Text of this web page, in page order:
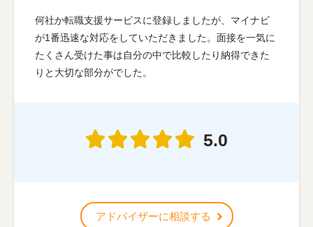
何社か転職支援サービスに登録しましたが、マイナビ
が1番迅速な対応をしていただきました。面接を一気に
たくさん受けた事は自分の中で比較したり納得できた
りと大切な部分がでした。
5.0
アドバイザーに相談する